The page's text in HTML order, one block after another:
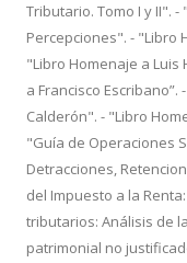
Tributario. Tomo I y II".
Percepciones". - "Libro
"Libro Homenaje a
a Francisco
Calderón". - "Libro
"Guía de Operaciones
Detracciones,
del Impuesto a la
tributarios: Análisis de
patrimonial no